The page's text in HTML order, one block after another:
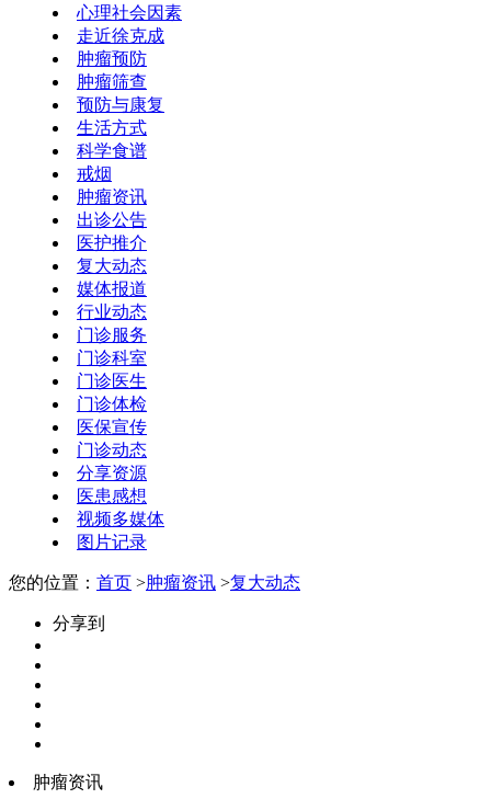
心理社会因素
走近徐克成
肿瘤预防
肿瘤筛查
预防与康复
生活方式
科学食谱
戒烟
肿瘤资讯
出诊公告
医护推介
复大动态
媒体报道
行业动态
门诊服务
门诊科室
门诊医生
门诊体检
医保宣传
门诊动态
分享资源
医患感想
视频多媒体
图片记录
您的位置： 首页 >肿瘤资讯 >复大动态
分享到
肿瘤资讯